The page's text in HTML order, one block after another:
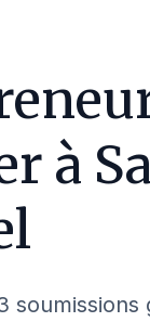
à
soumissions